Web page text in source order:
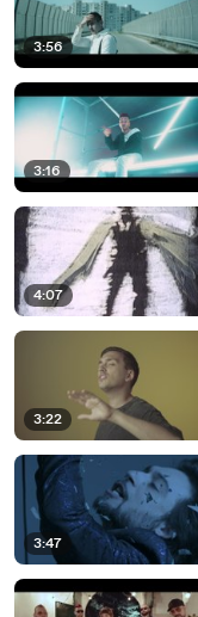
3:56
3:16
4:07
3:22
3:47